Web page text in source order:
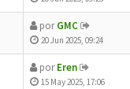
porGMC
20 Jun 2025, 09:24
porEren
15 May 2025, 17:06